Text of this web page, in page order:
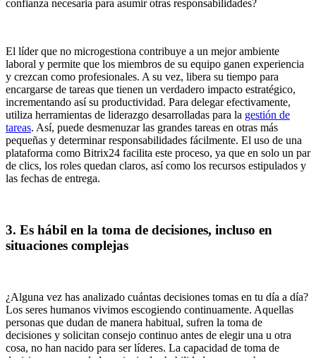
confianza necesaria para asumir otras responsabilidades?
El líder que no microgestiona contribuye a un mejor ambiente
laboral y permite que los miembros de su equipo ganen experiencia
y crezcan como profesionales. A su vez, libera su tiempo para
encargarse de tareas que tienen un verdadero impacto estratégico,
incrementando así su productividad. Para delegar efectivamente,
utiliza herramientas de liderazgo desarrolladas para la gestión de
tareas. Así, puede desmenuzar las grandes tareas en otras más
pequeñas y determinar responsabilidades fácilmente. El uso de una
plataforma como Bitrix24 facilita este proceso, ya que en solo un par
de clics, los roles quedan claros, así como los recursos estipulados y
las fechas de entrega.
3. Es hábil en la toma de decisiones, incluso en
situaciones complejas
¿Alguna vez has analizado cuántas decisiones tomas en tu día a día?
Los seres humanos vivimos escogiendo continuamente. Aquellas
personas que dudan de manera habitual, sufren la toma de
decisiones y solicitan consejo continuo antes de elegir una u otra
cosa, no han nacido para ser líderes. La capacidad de toma de